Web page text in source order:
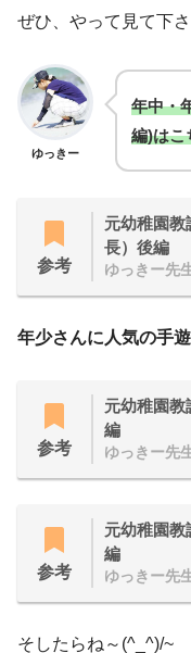
ぜひ、やって見て下
ゆっきー
年中・
編)はこ
参考
元幼稚園
長）後編
ゆっきー先
年少さんに人気の手
参考
元幼稚園教
編
ゆっきー先
参考
元幼稚園教
編
ゆっきー先
そしたらね～(^_^)/~